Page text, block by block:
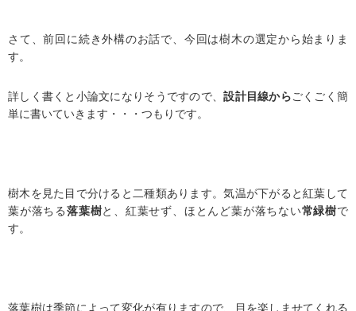
さて、前回に続き外構のお話で、今回は樹木の選定から始まりま
す。
詳しく書くと小論文になりそうですので、設計目線からごくごく簡
単に書いていきます・・・つもりです。
樹木を見た目で分けると二種類あります。気温が下がると紅葉して
葉が落ちる 落葉樹と、紅葉せず、ほとんど葉が落ちない常緑樹で
す。
落葉樹は季節によって変化が有りますので、目を楽しませてくれる